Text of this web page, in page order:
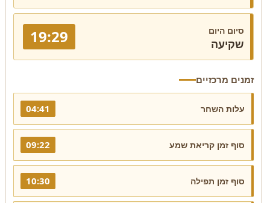
סיום היום
שקיעה 19:29
זמנים מרכזיים
עלות השחר 04:41
סוף זמן קריאת שמע 09:22
סוף זמן תפילה 10:30